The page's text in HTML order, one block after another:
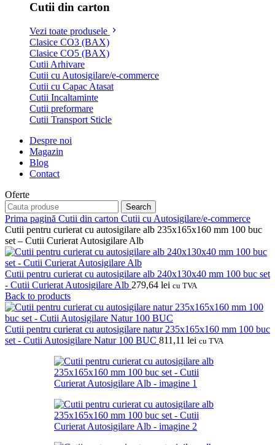
Cutii din carton
Vezi toate produsele
Clasice CO3 (BAX)
Clasice CO5 (BAX)
Cutii Arhivare
Cutii cu Autosigilare/e-commerce
Cutii cu Capac Atasat
Cutii Incaltaminte
Cutii preformare
Cutii Transport Sticle
Despre noi
Magazin
Blog
Contact
Oferte
Search
Prima pagină Cutii din carton Cutii cu Autosigilare/e-commerce
Cutii pentru curierat cu autosigilare alb 235x165x160 mm 100 buc
set – Cutii Curierat Autosigilare Alb
Cutii pentru curierat cu autosigilare alb 240x130x40 mm 100 buc set
- Cutii Curierat Autosigilare Alb 279,64 lei cu TVA
Back to products
Cutii pentru curierat cu autosigilare natur 235x165x160 mm 100 buc
set - Cutii Autosigilare Natur 100 BUC 811,11 lei cu TVA